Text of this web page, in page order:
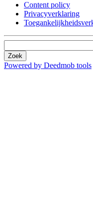
Content policy
Privacyverklaring
Zoek
Powered by Deedmob tools